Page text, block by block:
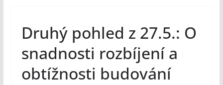
Druhý pohled z 27.5.: O
snadnosti rozbíjení a
obtížnosti budování